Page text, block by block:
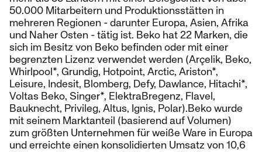
50.000 Mitarbeitern und Produktionsstätten in
mehreren Regionen - darunter Europa, Asien, Afrika
und Naher Osten - tätig ist. Beko hat 22 Marken, die
sich im Besitz von Beko befinden oder mit einer
begrenzten Lizenz verwendet werden (Arçelik, Beko,
Whirlpool*, Grundig, Hotpoint, Arctic, Ariston*,
Leisure, Indesit, Blomberg, Defy, Dawlance, Hitachi*,
Voltas Beko, Singer*, ElektraBregenz, Flavel,
Bauknecht, Privileg, Altus, Ignis, Polar).Beko wurde
mit seinem Marktanteil (basierend auf Volumen)
zum größten Unternehmen für weiße Ware in Europa
und erreichte einen konsolidierten Umsatz von 10,6